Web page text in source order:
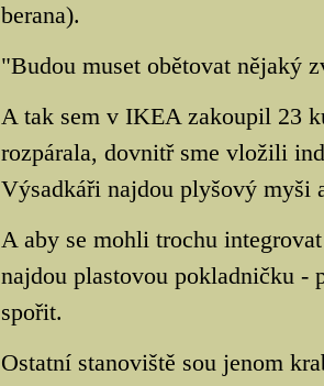
berana).
"Budou muset obětovat nějaký
A tak sem v IKEA zakoupil 23
rozpárala, dovnitř sme vložili
Výsadkáři najdou plyšový myši
A aby se mohli trochu
najdou plastovou pokladničku -
spořit.
Ostatní stanoviště sou jenom